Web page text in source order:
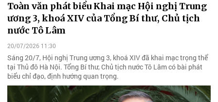
Toàn văn phát biểu Khai mạc Hội nghị Trung
ương 3, khoá XIV của Tổng Bí thư, Chủ tịch
nước Tô Lâm
20/07/2026 11:30
Sáng 20/7, Hội nghị Trung ương 3, khoá XIV đã khai mạc trọng thể
tại Thủ đô Hà Nội. Tổng Bí thư, Chủ tịch nước Tô Lâm có bài phát
biểu chỉ đạo, định hướng quan trọng.